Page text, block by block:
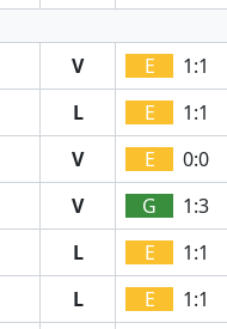
V E
1:1
L E 1:1
V E
0:0
V G
1:3
L E
1:1
L E 1:1